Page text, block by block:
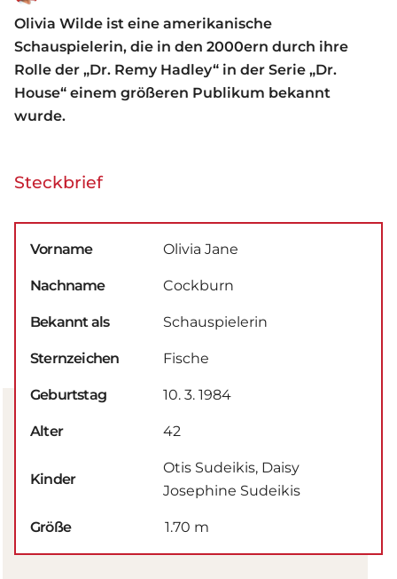
Olivia Wilde ist eine amerikanische
Schauspielerin, die in den 2000ern durch ihre
Rolle der „Dr. Remy Hadley“ in der Serie „Dr.
House“ einem größeren Publikum bekannt
wurde.
Steckbrief
Vorname Olivia Jane
Nachname Cockburn
Bekannt als Schauspielerin
Sternzeichen Fische
Geburtstag 10. 3. 1984
Alter 42
Kinder
Otis Sudeikis, Daisy
Josephine Sudeikis
Größe 1.70 m